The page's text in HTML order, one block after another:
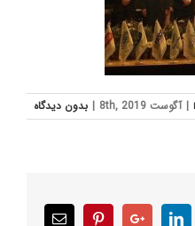
| آگوست 8th, 2019 | بدون ديدگاه
LinkedIn
Google+
Pinterest
Email